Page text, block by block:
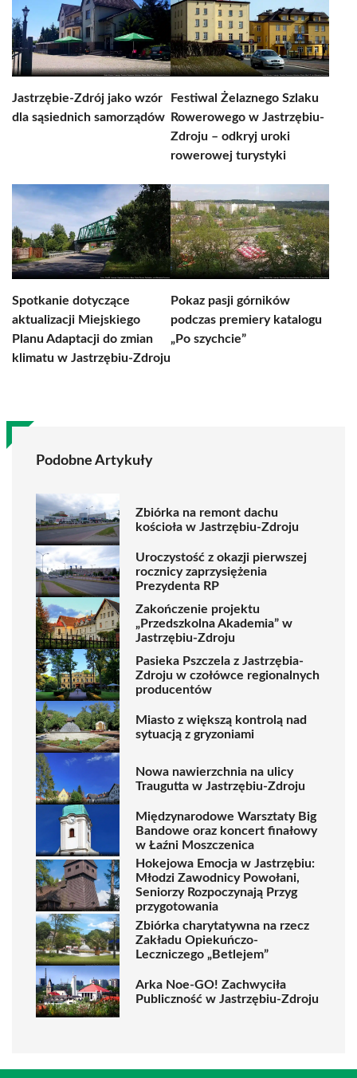
Jastrzębie-Zdrój jako wzór
dla sąsiednich samorządów
Festiwal Żelaznego Szlaku
Rowerowego w Jastrzębiu-
Zdroju – odkryj uroki
rowerowej turystyki
Spotkanie dotyczące
aktualizacji Miejskiego
Planu Adaptacji do zmian
klimatu w Jastrzębiu-Zdroju
Pokaz pasji górników
podczas premiery katalogu
„Po szychcie”
Podobne Artykuły
Zbiórka na remont dachu
kościoła w Jastrzębiu-Zdroju
Uroczystość z okazji pierwszej
rocznicy zaprzysiężenia
Prezydenta RP
Zakończenie projektu
„Przedszkolna Akademia” w
Jastrzębiu-Zdroju
Pasieka Pszczela z Jastrzębia-
Zdroju w czołówce regionalnych
producentów
Miasto z większą kontrolą nad
sytuacją z gryzoniami
Nowa nawierzchnia na ulicy
Traugutta w Jastrzębiu-Zdroju
Międzynarodowe Warsztaty Big
Bandowe oraz koncert finałowy
w Łaźni Moszczenica
Hokejowa Emocja w Jastrzębiu:
Młodzi Zawodnicy Powołani,
Seniorzy Rozpoczynają Przyg
przygotowania
Zbiórka charytatywna na rzecz
Zakładu Opiekuńczo-
Leczniczego „Betlejem”
Arka Noe-GO! Zachwyciła
Publiczność w Jastrzębiu-Zdroju